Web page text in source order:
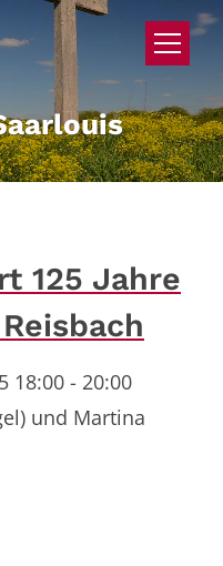
125 Jahre
18:00 - 20:00
und Martina